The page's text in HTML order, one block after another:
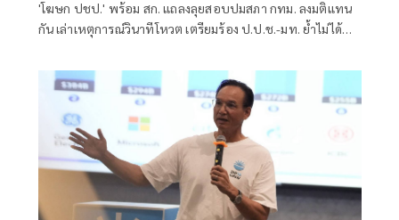
'โฆษก ปชป.' พร้อม สก. แถลงลุยสอบปมสภา กทม. ลงมติแทน
กัน เล่าเหตุการณ์วินาทีโหวต เตรียมร้อง ป.ป.ช.-มท. ย้ำไม่ได้